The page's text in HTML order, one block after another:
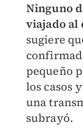
Ninguno
viajado al
sugiere
pequeño
los casos
una
subrayó.